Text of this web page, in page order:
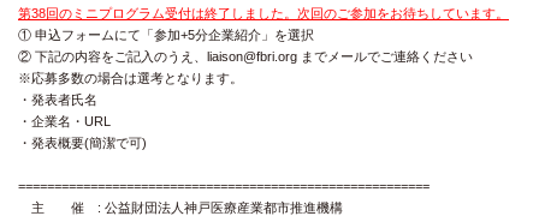
第38回のミニプログラム受付は終了しました。次回のご参加をお待ちしています。
① 申込フォームにて「参加+5分企業紹介」を選択
② 下記の内容をご記入のうえ、liaison@fbri.org までメールでご連絡ください
※応募多数の場合は選考となります。
・発表者氏名
・企業名・URL
・発表概要(簡潔で可)
=========================================================
主 催 : 公益財団法人神戸医療産業都市推進機構